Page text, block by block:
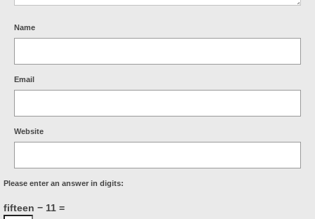
Name
Email
Website
Please enter an answer in digits:
fifteen − 11 =